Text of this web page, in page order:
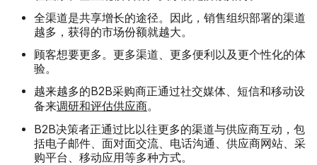
全渠道是共享增长的途径。因此，销售组织部署的渠道
越多，获得的市场份额就越大。
顾客想要更多。更多渠道、更多便利以及更个性化的体
验。
越来越多的B2B采购商正通过社交媒体、短信和移动设
备来调研和评估供应商。
B2B决策者正通过比以往更多的渠道与供应商互动，包
括电子邮件、面对面交流、电话沟通、供应商网站、采
购平台、移动应用等多种方式。